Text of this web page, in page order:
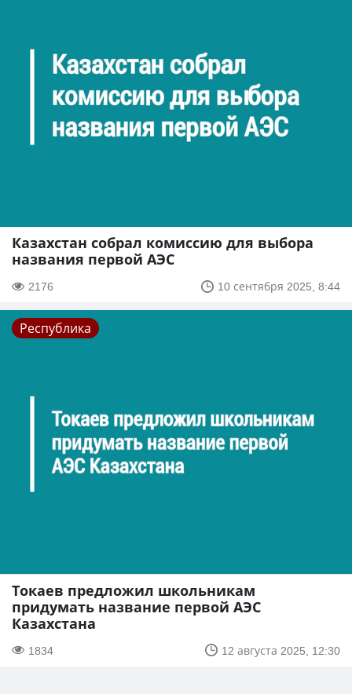
Казахстан собрал комиссию для выбора
названия первой АЭС
2176 10 сентября 2025, 8:44
Республика
Токаев предложил школьникам
придумать название первой АЭС
Казахстана
1834 12 августа 2025, 12:30